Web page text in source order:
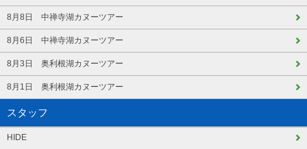
8月8日 中禅寺湖カヌーツアー
8月6日 中禅寺湖カヌーツアー
8月3日 奥利根湖カヌーツアー
8月1日 奥利根湖カヌーツアー
スタッフ
HIDE